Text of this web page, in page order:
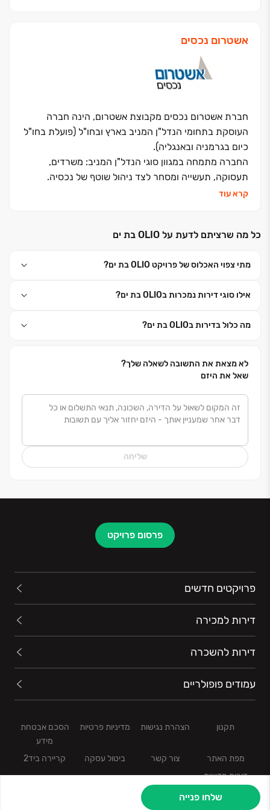
אשטרום נכסים
חברת אשטרום נכסים מקבוצת אשטרום, הינה חברה
העוסקת בתחומי הנדל"ן המניב בארץ ובחו"ל (פועלת בחו"ל
כיום בגרמניה ובאנגליה).
החברה מתמחה במגוון סוגי הנדל"ן המניב: משרדים,
תעסוקה, תעשייה ומסחר לצד ניהול שוטף של נכסיה.
החברה בוחנת בכל עת את הרחבת פעילותה בתחומים
קרא עוד
כל מה שרציתם לדעת על OLIO בת ים
מתי צפוי האכלוס של פרויקט OLIO בת ים?
אילו סוגי דירות נמכרות בOLIO בת ים?
מה כלול בדירות בOLIO בת ים?
לא מצאת את התשובה לשאלה שלך?
שאל את היזם
שליחה
שלחו פנייה
פרסום פרויקט
פרויקטים חדשים
דירות למכירה
דירות להשכרה
עמודים פופולריים
תקנון הצהרת נגישות מדיניות פרטיות
הסכם אבטחת
מידע
מפת האתר
צור קשר ביטול עסקה
קריירה ביד2
דירות חדשות